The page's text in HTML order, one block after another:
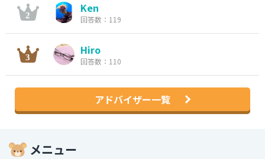
Ken
回答数：119
Hiro
回答数：110
アドバイザー一覧
メニュー